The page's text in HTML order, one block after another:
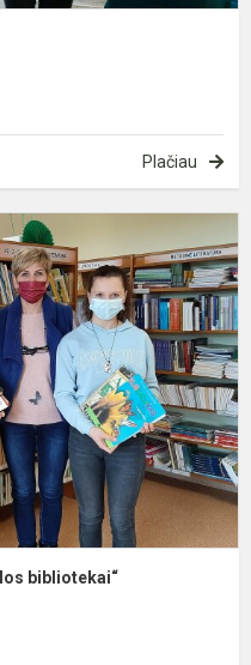
Plačiau
bibliotekai“